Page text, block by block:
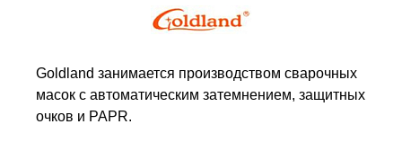
Goldland занимается производством сварочных
масок с автоматическим затемнением, защитных
очков и PAPR.